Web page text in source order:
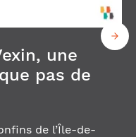
une
pas de
de l’Île-de-